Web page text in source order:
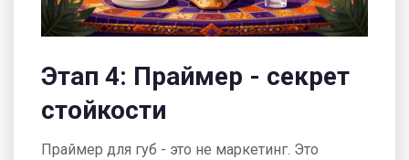
Этап 4: Праймер - секрет
стойкости
Праймер для губ - это не маркетинг. Это